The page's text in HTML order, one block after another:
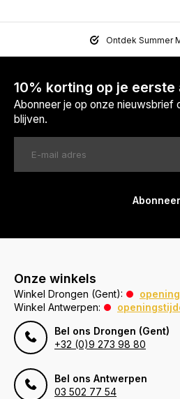
Ontdek Summer
10% korting op je eerste
Abonneer je op onze nieuwsbrief
blijven.
Abonneer
Onze winkels
Winkel Drongen (Gent):
Winkel Antwerpen:
Bel ons Drongen (Gent)
+32 (0)9 273 98 80
Bel ons Antwerpen
03 502 77 54